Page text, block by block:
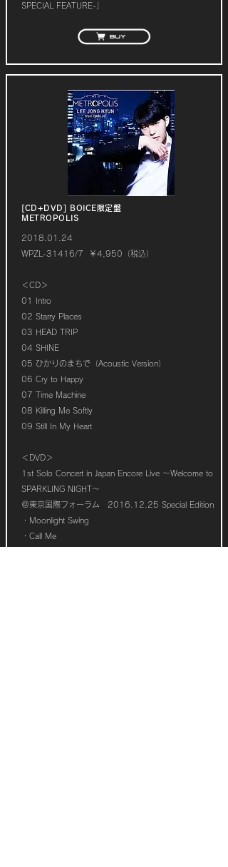
SPECIAL FEATURE-」
[CD+DVD] BOICE限定盤
METROPOLIS
2018.01.24
WPZL-31416/7 ￥4,950（税込）
＜CD＞
01 Intro
02 Starry Places
03 HEAD TRIP
04 SHINE
05 ひかりのまちで（Acoustic Version）
06 Cry to Happy
07 Time Machine
08 Killing Me Softly
09 Still In My Heart
​＜DVD＞
1st Solo Concert in Japan Encore Live ～Welcome to
SPARKLING NIGHT～
＠東京国際フォーラム 2016.12.25 Special Edition
・Moonlight Swing
・Call Me